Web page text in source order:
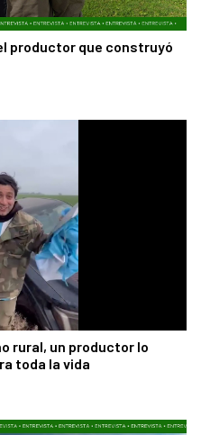
productor que construyó
rural, un productor lo
toda la vida